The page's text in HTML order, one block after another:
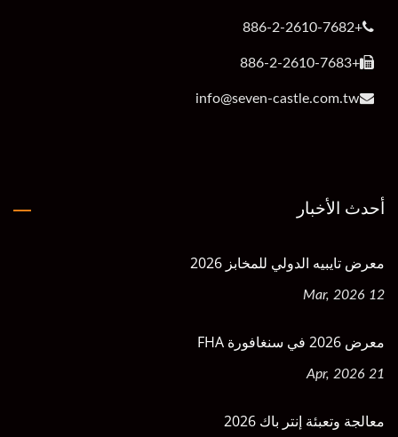
+886-2-2610-7682
+886-2-2610-7683
info@seven-castle.com.tw
أحدث الأخبار
معرض تايبيه الدولي للمخابز 2026
12 Mar, 2026
معرض 2026 في سنغافورة FHA
21 Apr, 2026
معالجة وتعبئة إنتر باك 2026